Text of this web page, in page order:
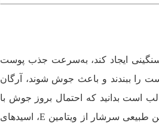
ایجاد کند، به‌سرعت جذب پوست
را ببندند و باعث جوش شوند، آرگان
است بدانید که احتمال بروز جوش با
روغن آرگان، در مقایسه با گزینه‌هایی مثل روغن بادام، کمتر است. این روغن طبیعی سرشار از ویتامین E، اسیدهای